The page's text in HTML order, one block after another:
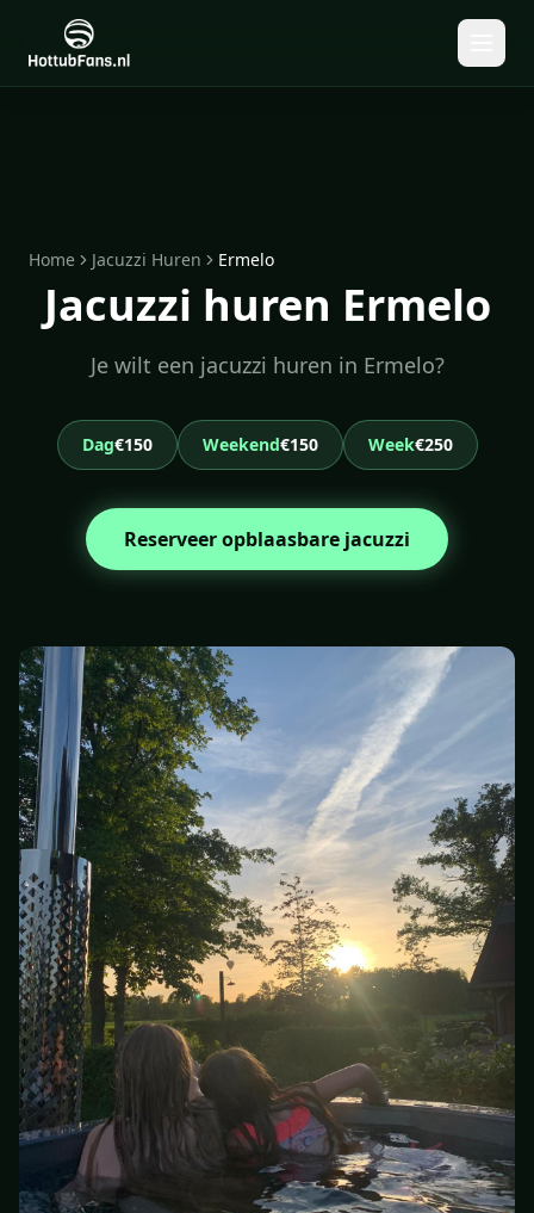
Home Jacuzzi Huren Ermelo
Jacuzzi huren Ermelo
Je wilt een jacuzzi huren in Ermelo?
Dag€150 Weekend€150 Week€250
Reserveer opblaasbare jacuzzi